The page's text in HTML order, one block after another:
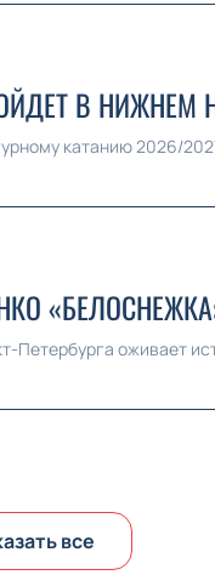
В НИЖНЕМ
катанию 2026/
оживает
все